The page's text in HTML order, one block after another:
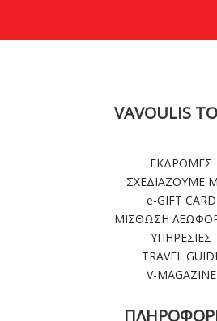
VAVOULIS
ΕΚΔΡΟΜΕΣ
ΣΧΕΔΙΑΖΟΥΜΕ
e-GIFT CARD
ΜΙΣΘΩΣΗ
ΥΠΗΡΕΣΙΕΣ
TRAVEL
V-MAGAZINE